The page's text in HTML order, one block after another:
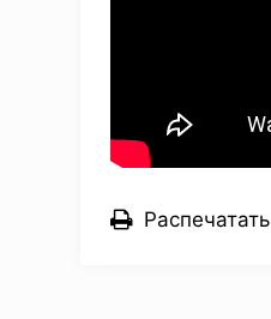
Распечатать